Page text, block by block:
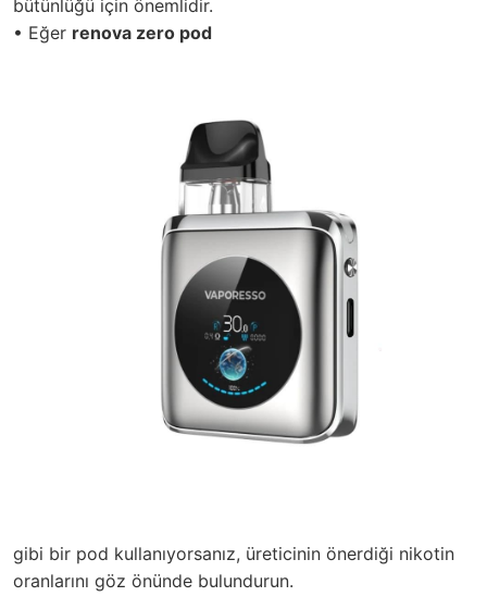
bütünlüğü için önemlidir.
• Eğer renova zero pod
gibi bir pod kullanıyorsanız, üreticinin önerdiği nikotin
oranlarını göz önünde bulundurun.